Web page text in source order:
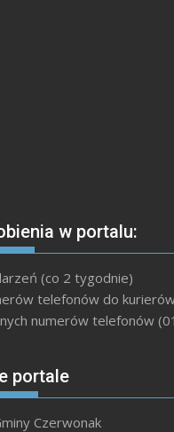
w portalu:
(co 2 tygodnie)
telefonów do
numerów telefonów
portale
Czerwonak